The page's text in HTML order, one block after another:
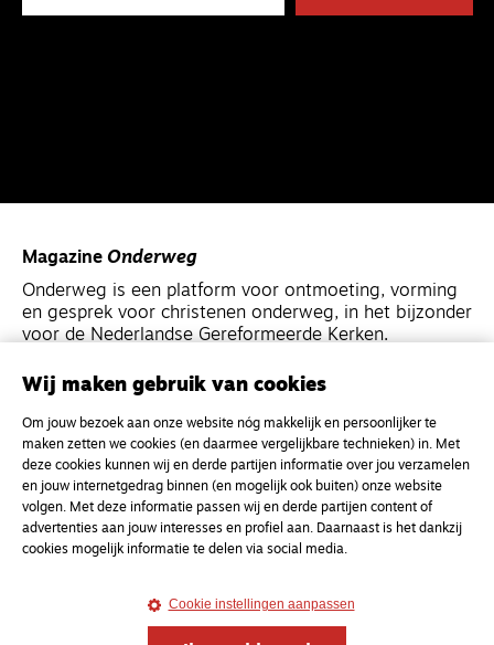
Magazine Onderweg
Onderweg is een platform voor ontmoeting, vorming
en gesprek voor christenen onderweg, in het bijzonder
voor de Nederlandse Gereformeerde Kerken.
MagazineOnderweg
Kvk-nummer 33277063
NL46 INGB 0117 5827 86
info@onderwegonline.nl
Wij maken gebruik van cookies
Om jouw bezoek aan onze website nóg makkelijk en persoonlijker te
maken zetten we cookies (en daarmee vergelijkbare technieken) in. Met
deze cookies kunnen wij en derde partijen informatie over jou verzamelen
en jouw internetgedrag binnen (en mogelijk ook buiten) onze website
volgen. Met deze informatie passen wij en derde partijen content of
advertenties aan jouw interesses en profiel aan. Daarnaast is het dankzij
cookies mogelijk informatie te delen via social media.
Cookie instellingen aanpassen